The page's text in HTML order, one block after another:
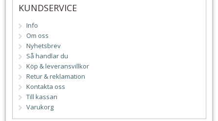
KUNDSERVICE
Info
Om oss
Nyhetsbrev
Så handlar du
Köp & leveransvillkor
Retur & reklamation
Kontakta oss
Till kassan
Varukorg